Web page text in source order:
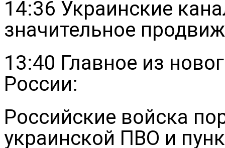
14:36 Украинские
значительное
13:40 Главное из
России:
Российские войска
украинской ПВО и